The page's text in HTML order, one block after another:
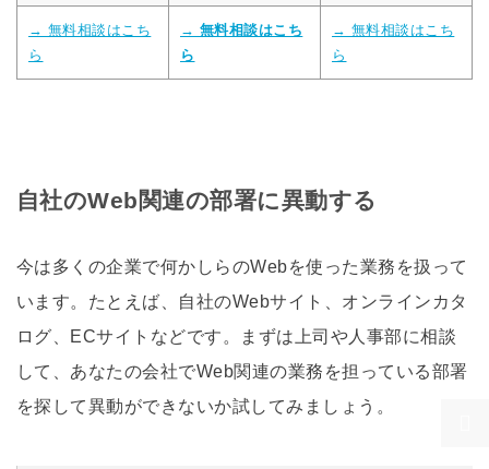
→ 無料相談はこち
ら
→ 無料相談はこち
ら
→ 無料相談はこち
ら
自社のWeb関連の部署に異動する
今は多くの企業で何かしらのWebを使った業務を扱って
います。たとえば、自社のWebサイト、オンラインカタ
ログ、ECサイトなどです。まずは上司や人事部に相談
して、あなたの会社でWeb関連の業務を担っている部署
を探して異動ができないか試してみましょう。